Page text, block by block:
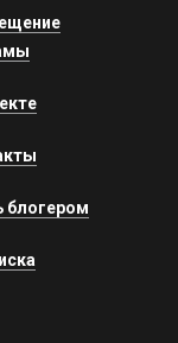
блогером